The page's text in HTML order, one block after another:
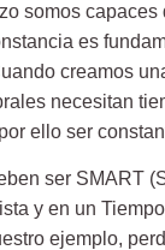
somos capaces
es
creamos
necesitan
ello ser
ser SMART
y en un
ejemplo,